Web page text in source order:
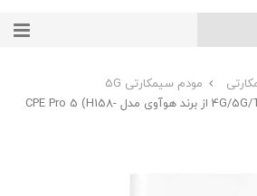
مودم سیمکارتی 5G
مودم سیمکارتی 4G/5G/TD LTE از برند هوآوی مدل CPE Pro 5 (H158-